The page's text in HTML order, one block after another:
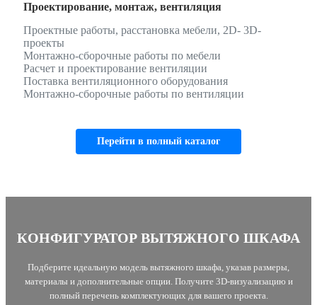
Проектирование, монтаж, вентиляция
Проектные работы, расстановка мебели, 2D- 3D-
проекты
Монтажно-сборочные работы по мебели
Расчет и проектирование вентиляции
Поставка вентиляционного оборудования
Монтажно-сборочные работы по вентиляции
Перейти в полный каталог
КОНФИГУРАТОР ВЫТЯЖНОГО ШКАФА
Подберите идеальную модель вытяжного шкафа, указав размеры,
материалы и дополнительные опции. Получите 3D-визуализацию и
полный перечень комплектующих для вашего проекта.